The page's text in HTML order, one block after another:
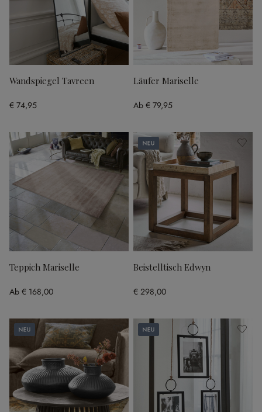
Wandspiegel Tavreen
€ 74,95
Läufer Mariselle
Ab € 79,95
Teppich Mariselle
Ab € 168,00
Neu
Beistelltisch Edwyn
€ 298,00
Neu Neu